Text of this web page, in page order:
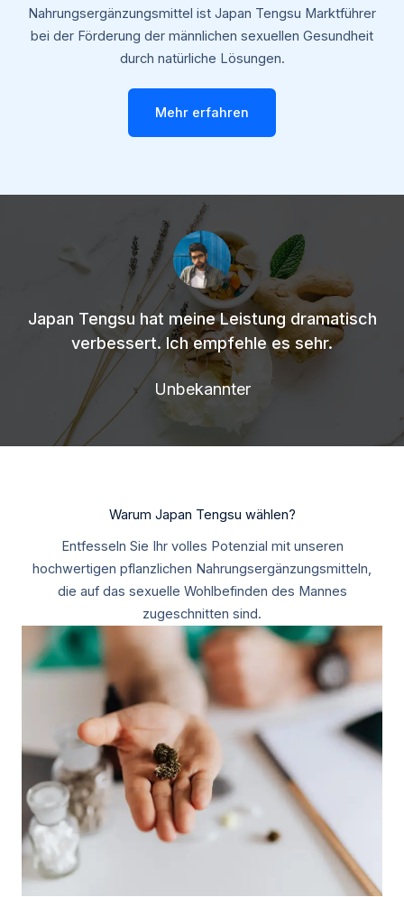
Nahrungsergänzungsmittel ist Japan Tengsu Marktführer
bei der Förderung der männlichen sexuellen Gesundheit
durch natürliche Lösungen.
Mehr erfahren
Japan Tengsu hat meine Leistung dramatisch
verbessert. Ich empfehle es sehr.
Unbekannter
Warum Japan Tengsu wählen?
Entfesseln Sie Ihr volles Potenzial mit unseren
hochwertigen pflanzlichen Nahrungsergänzungsmitteln,
die auf das sexuelle Wohlbefinden des Mannes
zugeschnitten sind.